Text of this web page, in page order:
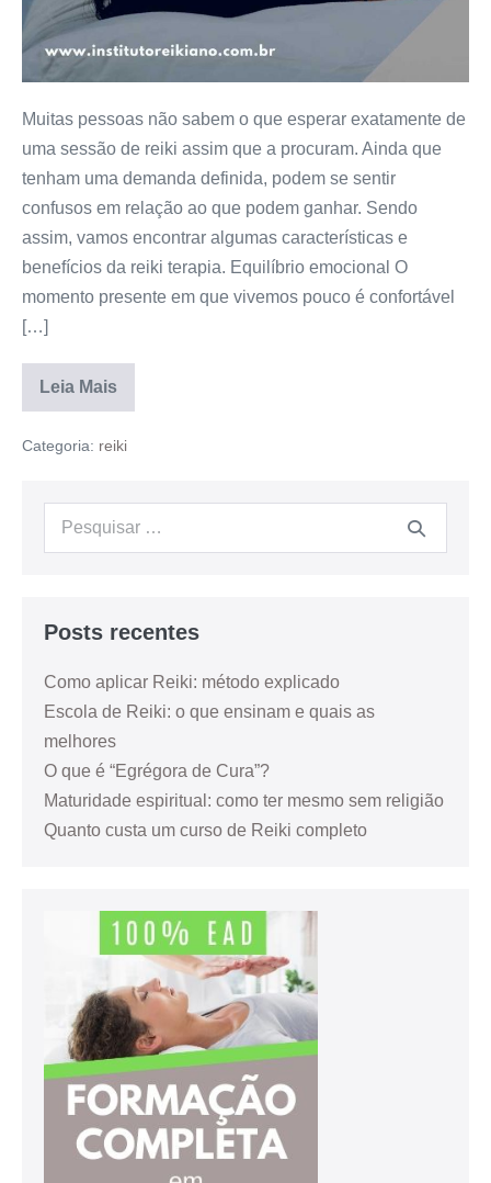
Muitas pessoas não sabem o que esperar exatamente de
uma sessão de reiki assim que a procuram. Ainda que
tenham uma demanda definida, podem se sentir
confusos em relação ao que podem ganhar. Sendo
assim, vamos encontrar algumas características e
benefícios da reiki terapia. Equilíbrio emocional O
momento presente em que vivemos pouco é confortável
[…]
Leia Mais
Categoria: reiki
Posts recentes
Como aplicar Reiki: método explicado
Escola de Reiki: o que ensinam e quais as
melhores
O que é “Egrégora de Cura”?
Maturidade espiritual: como ter mesmo sem religião
Quanto custa um curso de Reiki completo